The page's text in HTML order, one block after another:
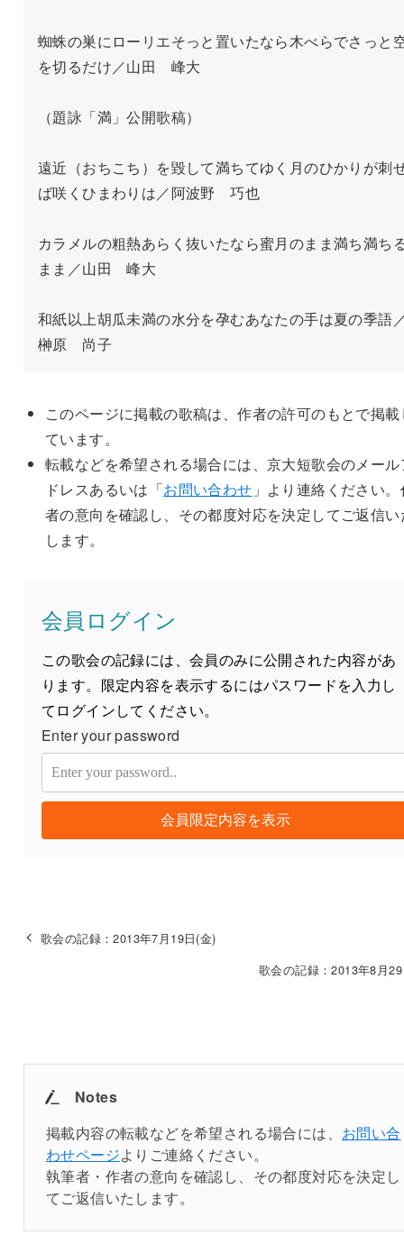
蜘蛛の巣にローリエそっと置いたなら木べらでさっと
を切るだけ／山田　峰大
（題詠「満」公開歌稿）
遠近（おちこち）を毀して満ちてゆく月のひかりが刺
ば咲くひまわりは／阿波野　巧也
カラメルの粗熱あらく抜いたなら蜜月のまま満ち満ち
まま／山田　峰大
和紙以上胡瓜未満の水分を孕むあなたの手は夏の季語
榊原　尚子
このページに掲載の歌稿は、作者の許可のもとで掲載
ています。
転載などを希望される場合には、京大短歌会のメール
ドレスあるいは「お問い合わせ 」より連絡ください
者の意向を確認し、その都度対応を決定してご返信い
します。
会員ログイン
この歌会の記録には、会員のみに公開された内容があ
ります。限定内容を表示するにはパスワードを入力し
てログインしてください。
Enter your password
会員限定内容を表示
歌会の記録：2013年7月19日(金)
歌会の記録：2013年8月
Notes
掲載内容の転載などを希望される場合には、 お問い合
わせページよりご連絡ください。
執筆者・作者の意向を確認し、その都度対応を決定し
てご返信いたします。